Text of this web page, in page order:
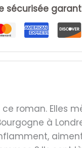
sécurisée
roman. Elles
à